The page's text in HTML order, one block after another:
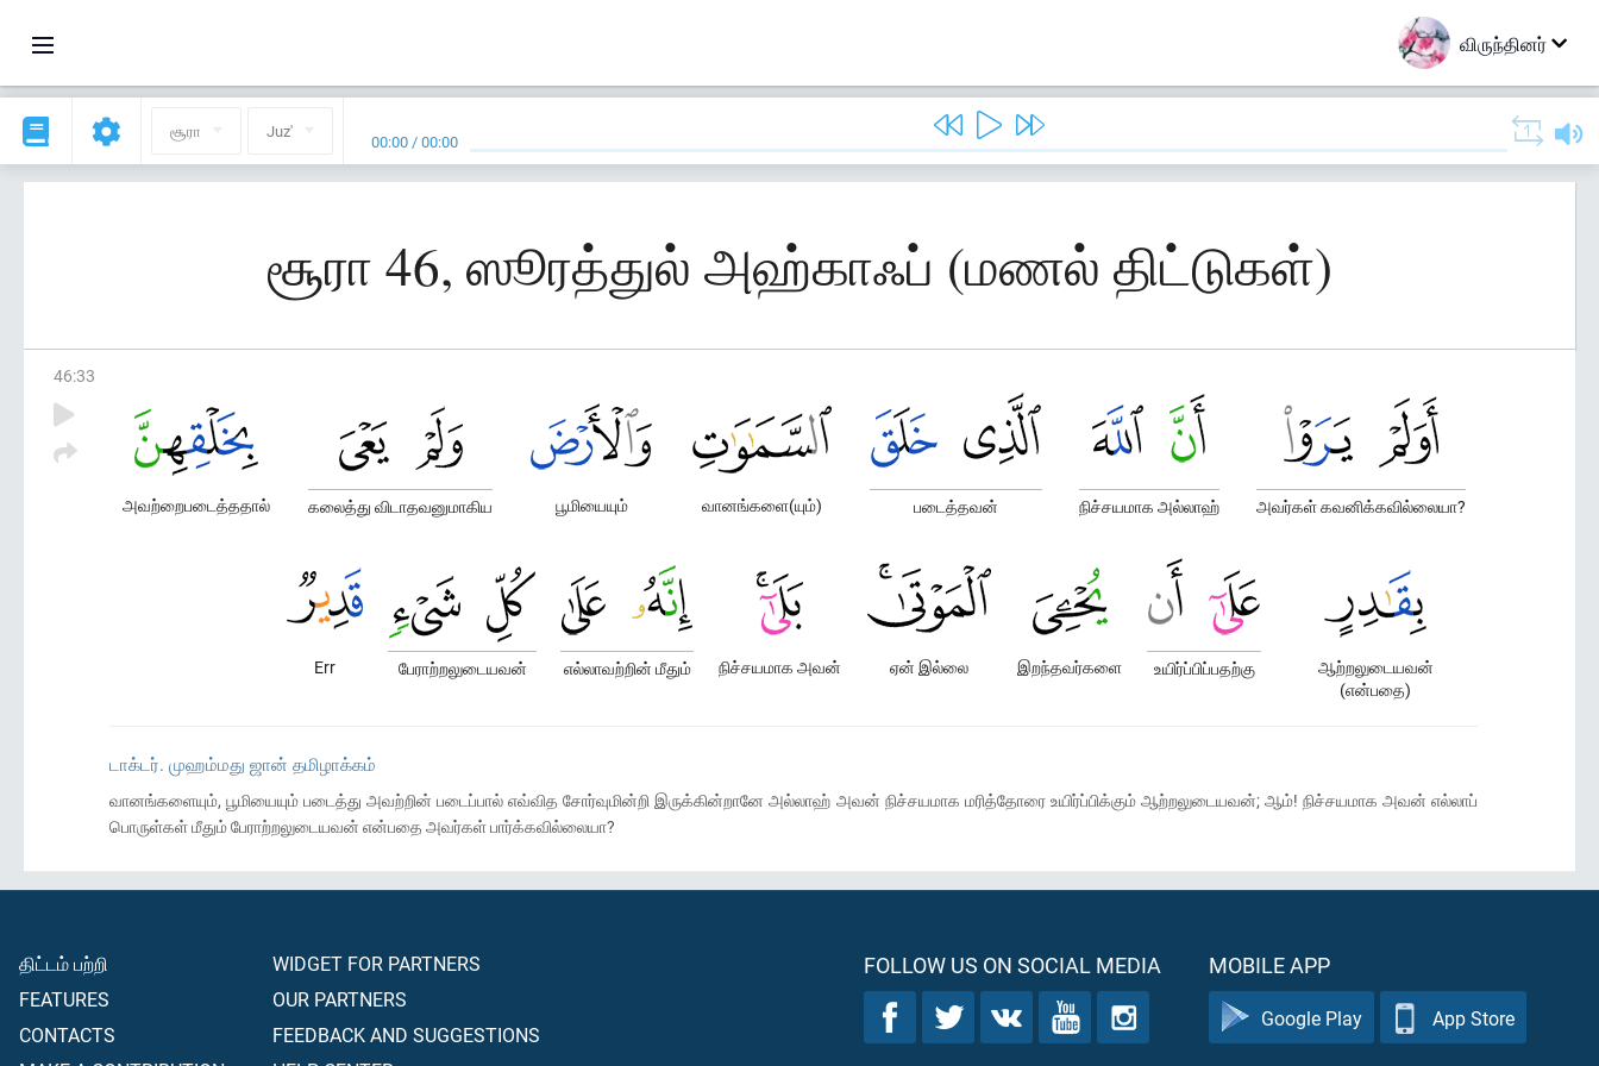
விருந்தினர்
சூரா Juz' 00:00 /00:00
சூரா 46, ஸூரத்துல் அஹ்காஃப் (மணல் திட்டுகள்)
46:33
அவர்கள் கவனிக்கவில்லையா?
நிச்சயமாக அல்லாஹ்
படைத்தவன்
வானங்களை(யும்)
பூமியையும்
கலைத்து விடாதவனுமாகிய
அவற்றைபடைத்ததால்
ஆற்றலுடையவன்
(என்பதை)
உயிர்ப்பிப்பதற்கு
இறந்தவர்களை
ஏன் இல்லை
நிச்சயமாக அவன்
எல்லாவற்றின் மீதும்
பேராற்றலுடையவன்
Err
டாக்டர். முஹம்மது ஜான் தமிழாக்கம்
வானங்களையும், பூமியையும் படைத்து அவற்றின் படைப்பால் எவ்வித சோர்வுமின்றி இருக்கின்றானே அல்லாஹ் அவன் நிச்சயமாக மரித்தோரை உயிர்ப்பிக்கும் ஆற்றலுடையவன்; ஆம்! நிச்சயமாக அவன் எல்லாப்
பொருள்கள் மீதும் பேராற்றலுடையவன் என்பதை அவர்கள் பார்க்கவில்லையா?
திட்டம் பற்றி
FEATURES
CONTACTS
WIDGET FOR PARTNERS
OUR PARTNERS
FEEDBACK AND SUGGESTIONS
FOLLOW US ON SOCIAL MEDIA MOBILE APP
Google Play App Store